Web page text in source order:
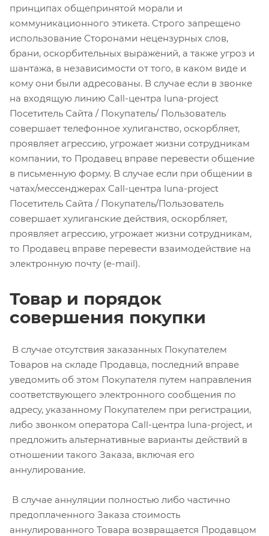
принципах общепринятой морали и
коммуникационного этикета. Строго запрещено
использование Сторонами нецензурных слов,
брани, оскорбительных выражений, а также угроз и
шантажа, в независимости от того, в каком виде и
кому они были адресованы. В случае если в звонке
на входящую линию Call-центра luna-project
Посетитель Сайта / Покупатель/ Пользователь
совершает телефонное хулиганство, оскорбляет,
проявляет агрессию, угрожает жизни сотрудникам
компании, то Продавец вправе перевести общение
в письменную форму. В случае если при общении в
чатах/мессенджерах Call-центра luna-project
Посетитель Сайта / Покупатель/Пользователь
совершает хулиганские действия, оскорбляет,
проявляет агрессию, угрожает жизни сотрудникам,
то Продавец вправе перевести взаимодействие на
электронную почту (e-mail).
Товар и порядок
совершения покупки
В случае отсутствия заказанных Покупателем
Товаров на складе Продавца, последний вправе
уведомить об этом Покупателя путем направления
соответствующего электронного сообщения по
адресу, указанному Покупателем при регистрации,
либо звонком оператора Call-центра luna-project, и
предложить альтернативные варианты действий в
отношении такого Заказа, включая его
аннулирование.
В случае аннуляции полностью либо частично
предоплаченного Заказа стоимость
аннулированного Товара возвращается Продавцом